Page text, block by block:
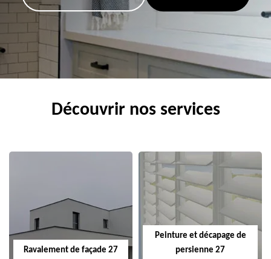
Découvrir nos services
Ravalement de façade 27
Peinture et décapage de
persienne 27